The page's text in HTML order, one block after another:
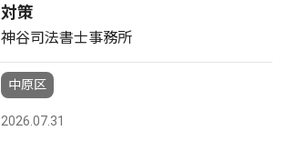
対策
神谷司法書士事務所
中原区
2026.07.31